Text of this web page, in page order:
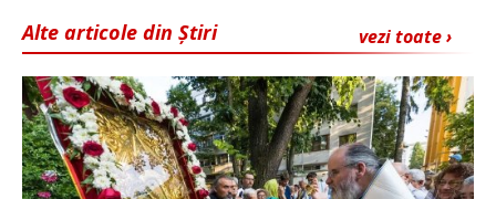
vezi toate ›
Alte articole din Știri